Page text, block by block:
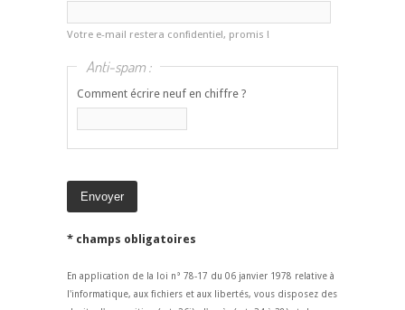
Votre e-mail restera confidentiel, promis !
Anti-spam :
Comment écrire neuf en chiffre ?
* champs obligatoires
En application de la loi n° 78-17 du 06 janvier 1978 relative à
l'informatique, aux fichiers et aux libertés, vous disposez des